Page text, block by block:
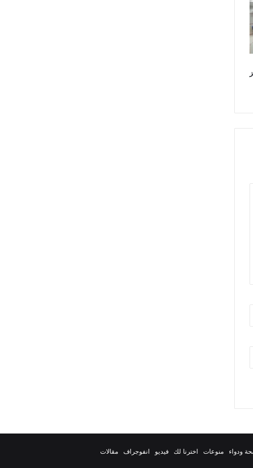
ودواء منوعات اخترنا لك فيديو انفوجراف مقالات